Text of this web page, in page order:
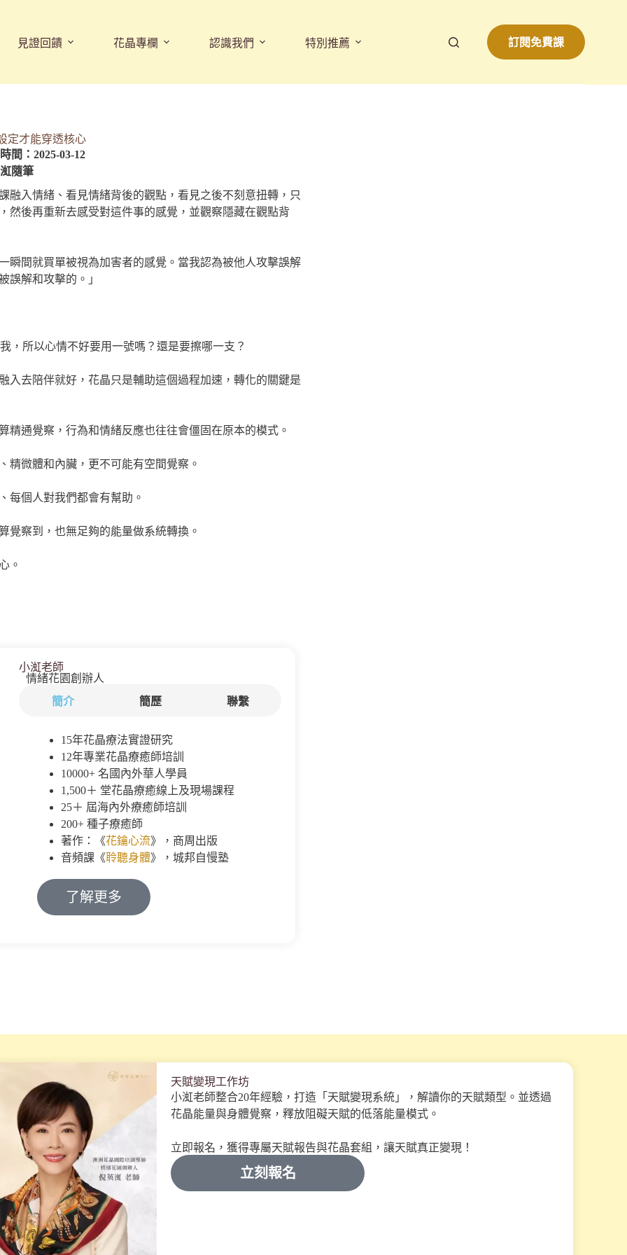
見證回饋 花晶專欄 認識我們 特別推薦 訂閱免費課
定才能穿透核心
間：2025-03-12
隨筆
融入情緒、看見情緒背後的觀點，看見之後不刻意扭轉，只
然後再重新去感受對這件事的感覺，並觀察隱藏在觀點背
瞬間就買單被視為加害者的感覺。當我認為被他人攻擊誤解
誤解和攻擊的。」
，所以心情不好要用一號嗎？還是要擦哪一支？
入去陪伴就好，花晶只是輔助這個過程加速，轉化的關鍵是
通覺察，行為和情緒反應也往往會僵固在原本的模式。
精微體和內臟，更不可能有空間覺察。
每個人對我們都會有幫助。
覺察到，也無足夠的能量做系統轉換。
。
小渱老師
情緒花園創辦人
簡介
簡歷 聯繫
15年花晶療法實證研究
12年專業花晶療癒師培訓
10000+ 名國內外華人學員
1,500＋ 堂花晶療癒線上及現場課程
25＋ 屆海內外療癒師培訓
200+ 種子療癒師
著作：《花鑰心流》，商周出版
音頻課《聆聽身體》，城邦自慢塾
了解更多
天賦變現工作坊
小渱老師整合20年經驗，打造「天賦變現系統」，解讀你的天賦類型。並透過
花晶能量與身體覺察，釋放阻礙天賦的低落能量模式。
立即報名，獲得專屬天賦報告與花晶套組，讓天賦真正變現！
立刻報名